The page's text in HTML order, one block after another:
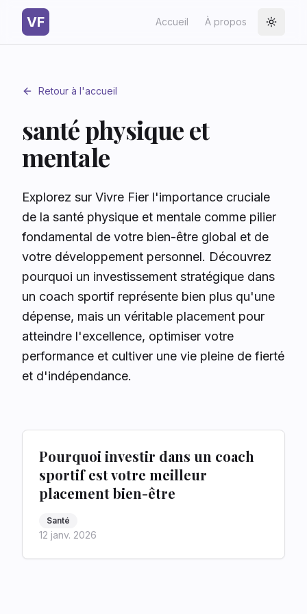
VF Accueil À propos Toggle
Retour à l'accueil
santé physique et
mentale
Explorez sur Vivre Fier l'importance cruciale
de la santé physique et mentale comme pilier
fondamental de votre bien-être global et de
votre développement personnel. Découvrez
pourquoi un investissement stratégique dans
un coach sportif représente bien plus qu'une
dépense, mais un véritable placement pour
atteindre l'excellence, optimiser votre
performance et cultiver une vie pleine de fierté
et d'indépendance.
Pourquoi investir dans un coach
sportif est votre meilleur
placement bien-être
Santé
12 janv. 2026